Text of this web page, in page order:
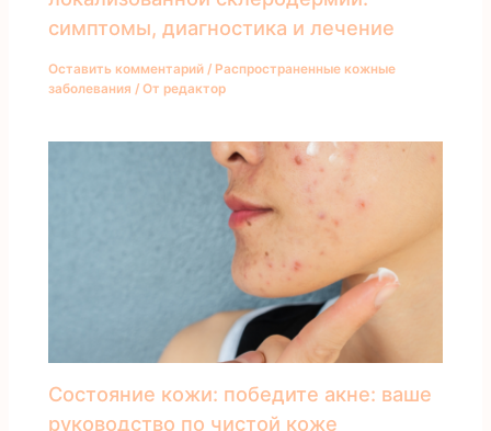
симптомы, диагностика и лечение
Оставить комментарий / Распространенные кожные
заболевания / От редактор
Состояние кожи: победите акне: ваше
руководство по чистой коже